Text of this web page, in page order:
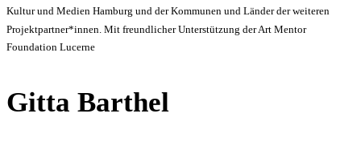
Kultur und Medien Hamburg und der Kommunen und Länder der weiteren
Projektpartner*innen. Mit freundlicher Unterstützung der Art Mentor
Foundation Lucerne
Gitta Barthel